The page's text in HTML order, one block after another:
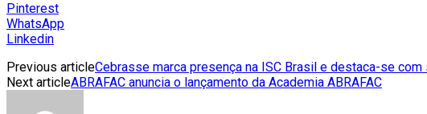
Pinterest
WhatsApp
Linkedin
Previous articleCebrasse marca presença na ISC Brasil e destaca-se
Next articleABRAFAC anuncia o lançamento da Academia ABRAFAC